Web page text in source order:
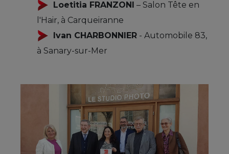
Loetitia FRANZONI
– Salon Tête en
l'Hair, à Carqueiranne
Ivan CHARBONNIER - Automobile 83,
à Sanary-sur-Mer